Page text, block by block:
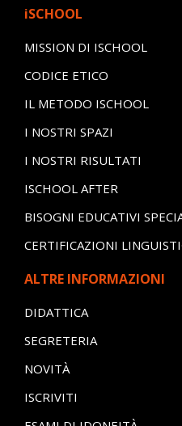
iSCHOOL
MISSION DI ISCHOOL
CODICE ETICO
IL METODO ISCHOOL
I NOSTRI SPAZI
I NOSTRI RISULTATI
ISCHOOL AFTER
BISOGNI EDUCATIVI
CERTIFICAZIONI
ALTRE INFORMAZIONI
DIDATTICA
SEGRETERIA
NOVITÀ
ISCRIVITI